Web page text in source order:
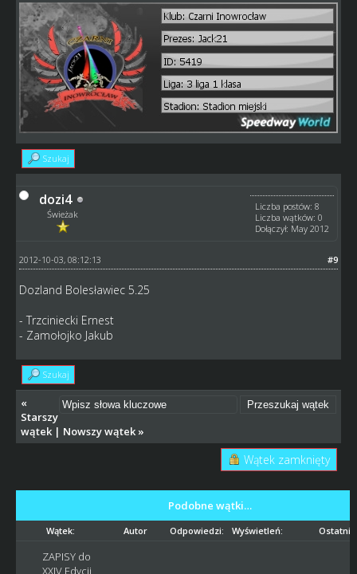
Szukaj
dozi4
Świeżak
Liczba postów: 8
Liczba wątków: 0
Dołączył: May 2012
#9
2012-10-03, 08:12:13
Dozland Bolesławiec 5.25
- Trzciniecki Ernest
- Zamołojko Jakub
Szukaj
«
Starszy
wątek| Nowszy wątek»
Wątek zamknięty
Podobne wątki…
Wątek: Autor Odpowiedzi: Wyświetleń: Ostatni
ZAPISY do
XXIV Edycji